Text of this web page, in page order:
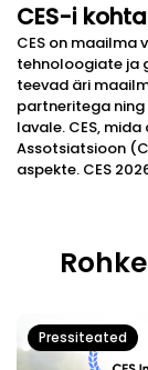
CES-i kohta
CES on
tehnoloogiate ja
teevad äri
partneritega
lavale. CES,
Assotsiatsioon
aspekte. CES
Pressiteated